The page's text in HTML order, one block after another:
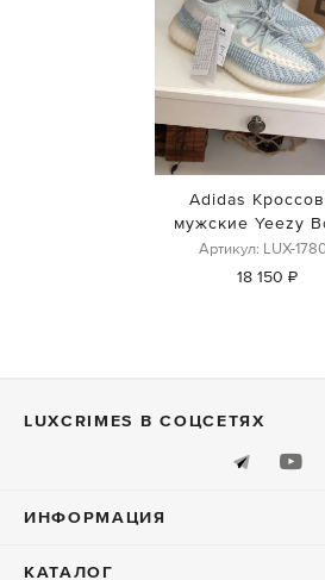
Adidas
мужские Yeezy
Артикул: LUX-
18 150 ₽
LUXСRIMES В СОЦСЕТЯХ
ИНФОРМАЦИЯ
КАТАЛОГ